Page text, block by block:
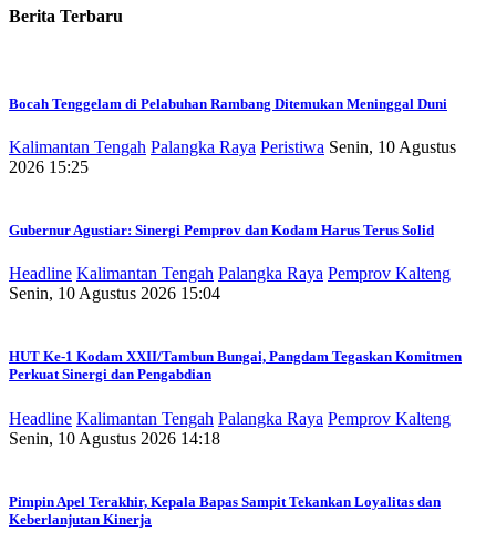
Berita Terbaru
Bocah Tenggelam di Pelabuhan Rambang Ditemukan Meninggal Duni
Kalimantan Tengah Palangka Raya Peristiwa Senin, 10 Agustus
2026 15:25
Gubernur Agustiar: Sinergi Pemprov dan Kodam Harus Terus Solid
Headline Kalimantan Tengah Palangka Raya Pemprov Kalteng
Senin, 10 Agustus 2026 15:04
HUT Ke-1 Kodam XXII/Tambun Bungai, Pangdam Tegaskan Komitmen
Perkuat Sinergi dan Pengabdian
Headline Kalimantan Tengah Palangka Raya Pemprov Kalteng
Senin, 10 Agustus 2026 14:18
Pimpin Apel Terakhir, Kepala Bapas Sampit Tekankan Loyalitas dan
Keberlanjutan Kinerja